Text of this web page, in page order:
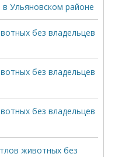
Ульяновском районе
без владельцев
без владельцев
без владельцев
животных без